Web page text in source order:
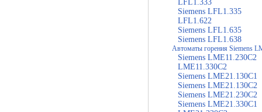
LFL1.333
Siemens LFL1.335
LFL1.622
Siemens LFL1.635
Siemens LFL1.638
Автоматы горения Siemens
Siemens LME11.230C2
LME11.330C2
Siemens LME21.130C1
Siemens LME21.130C2
Siemens LME21.230C2
Siemens LME21.330C1